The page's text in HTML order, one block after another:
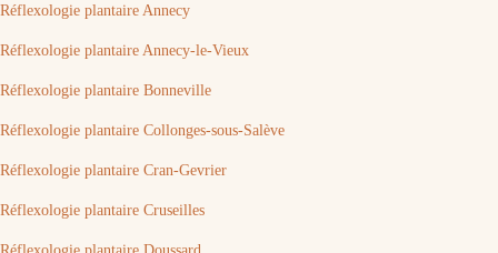
Réflexologie plantaire Annecy
Réflexologie plantaire Annecy-le-Vieux
Réflexologie plantaire Bonneville
Réflexologie plantaire Collonges-sous-Salève
Réflexologie plantaire Cran-Gevrier
Réflexologie plantaire Cruseilles